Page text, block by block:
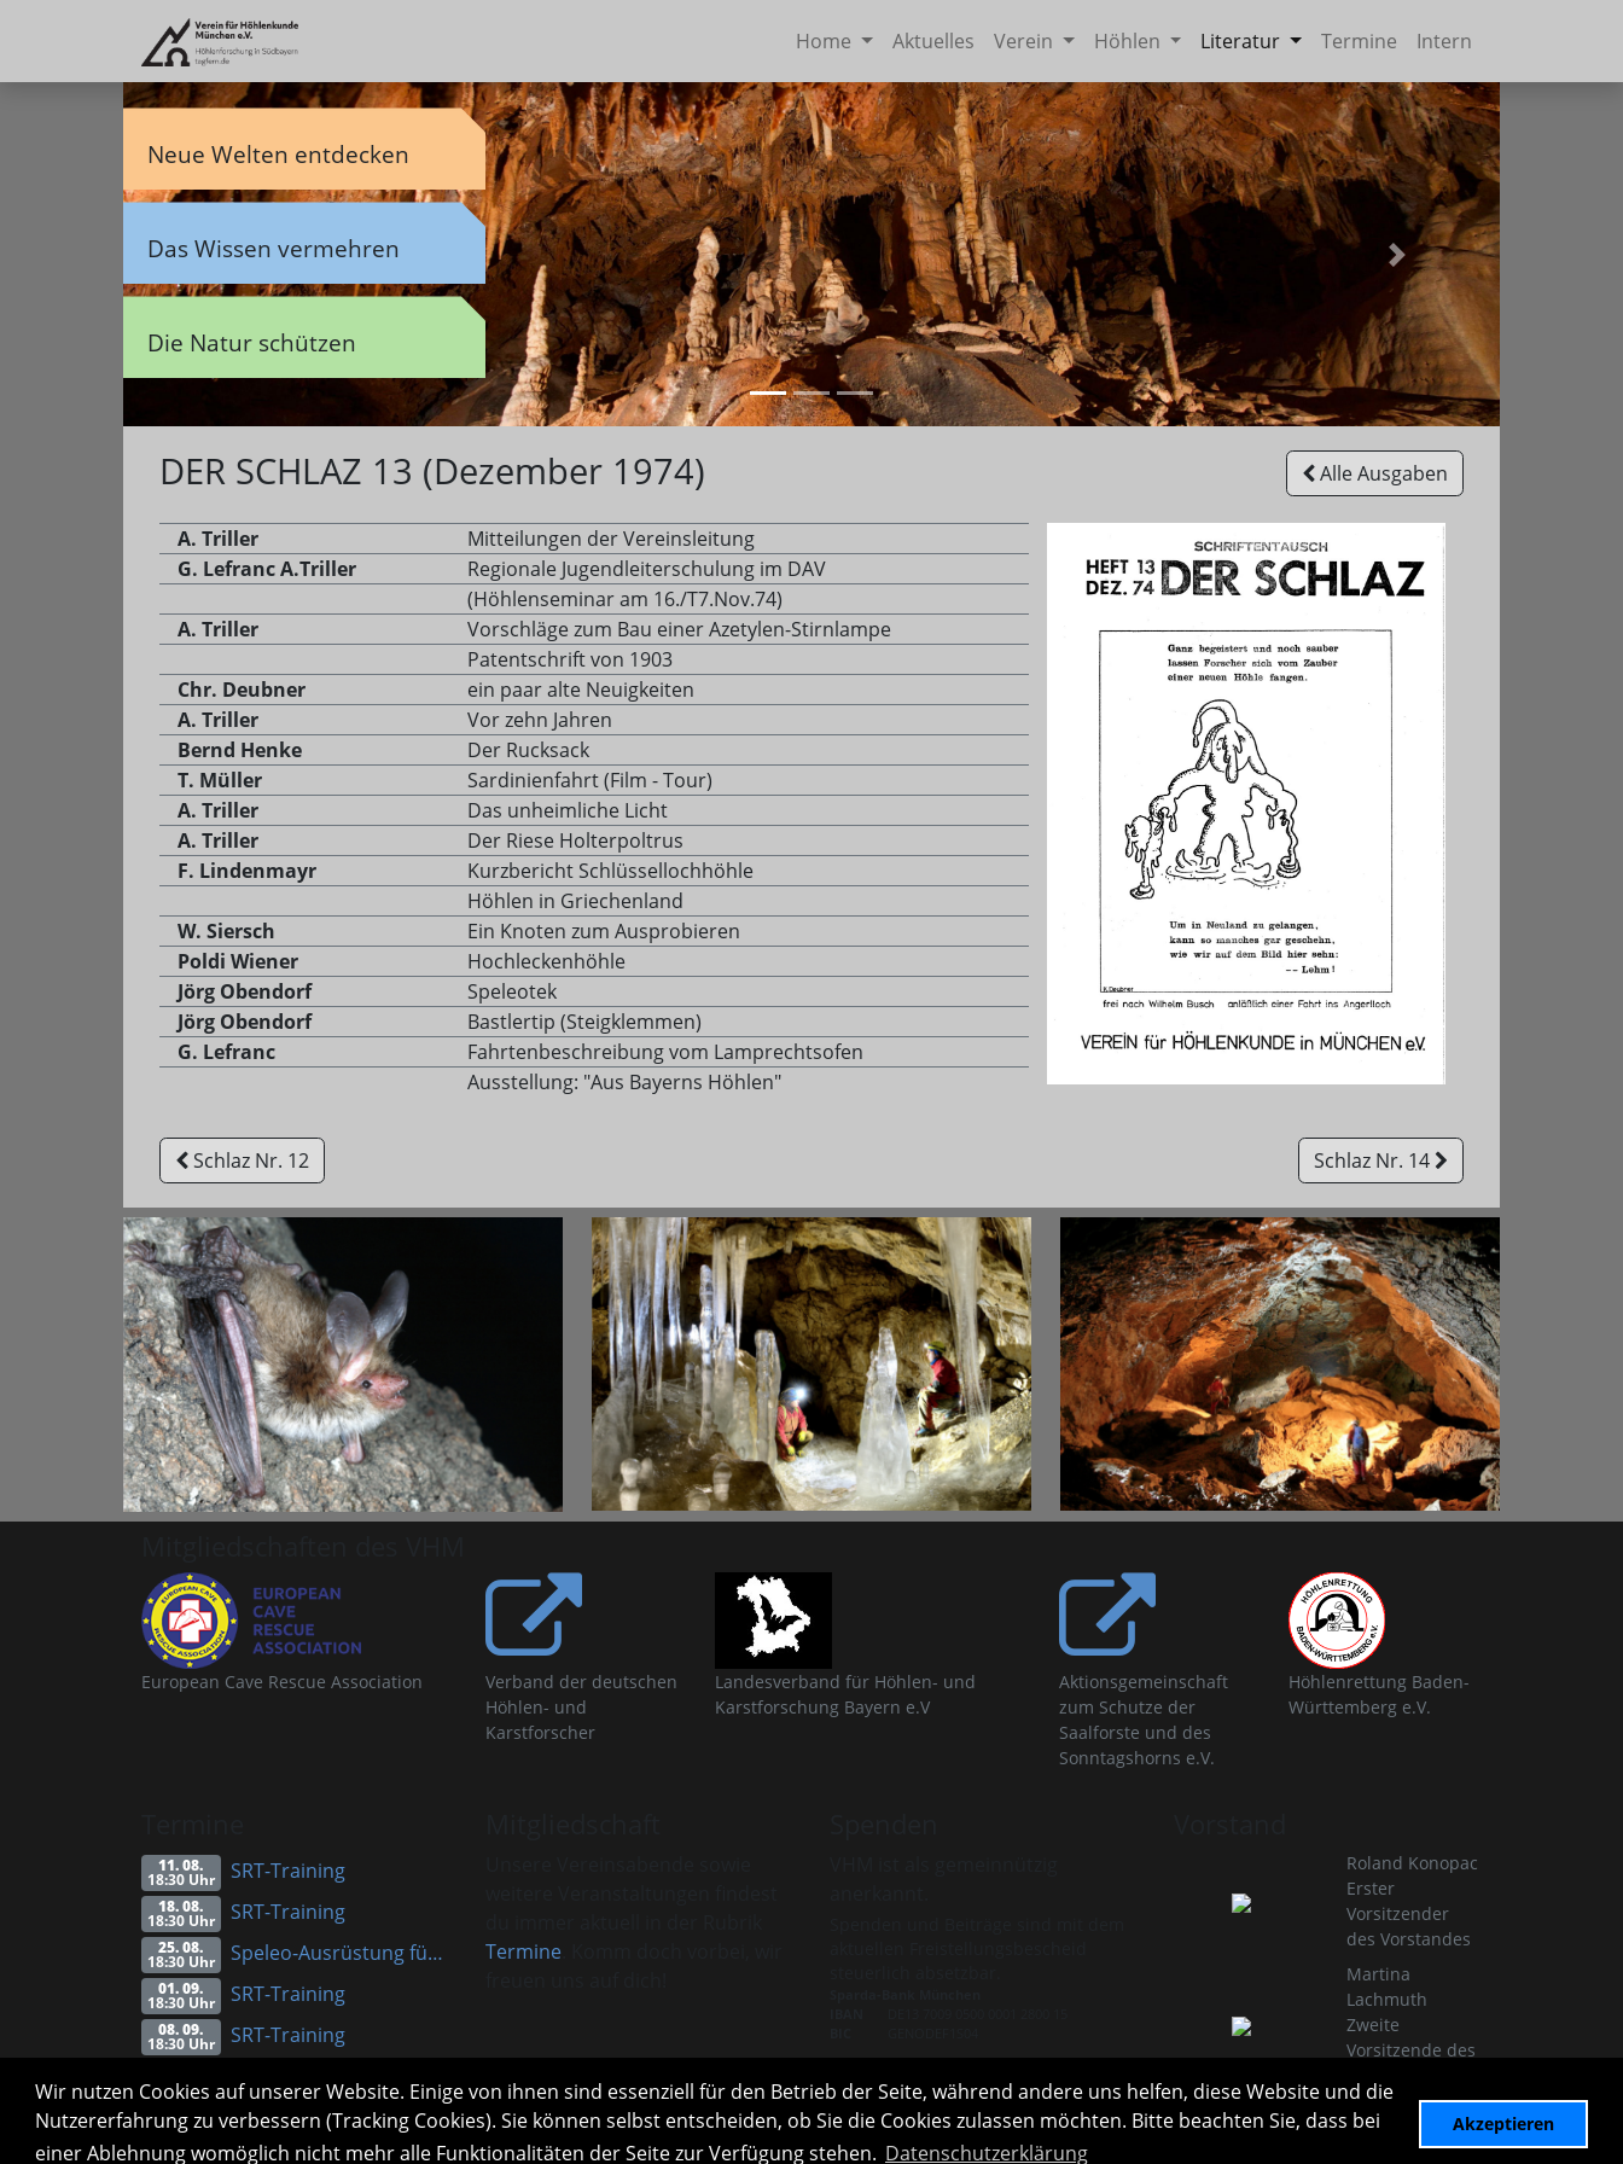
Wir nutzen Cookies auf unserer Website. Einige von ihnen sind essenziell für den Betrieb der Seite, während andere uns helfen, diese Website und die
Nutzererfahrung zu verbessern (Tracking Cookies). Sie können selbst entscheiden, ob Sie die Cookies zulassen möchten. Bitte beachten Sie, dass bei
einer Ablehnung womöglich nicht mehr alle Funktionalitäten der Seite zur Verfügung stehen. Datenschutzerklärung
Akzeptieren
Home Aktuelles Verein Höhlen Literatur Termine Intern
Neue Welten entdecken
Das Wissen vermehren
Die Natur schützen
Weiter
DER SCHLAZ 13 (Dezember 1974) Alle Ausgaben
A. Triller
Mitteilungen der Vereinsleitung
G. Lefranc A.Triller
Regionale Jugendleiterschulung im DAV
(Höhlenseminar am 16./T7.Nov.74)
A. Triller
Vorschläge zum Bau einer Azetylen-Stirnlampe
Patentschrift von 1903
Chr. Deubner
ein paar alte Neuigkeiten
A. Triller
Vor zehn Jahren
Bernd Henke
Der Rucksack
T. Müller
Sardinienfahrt (Film - Tour)
A. Triller
Das unheimliche Licht
A. Triller
Der Riese Holterpoltrus
F. Lindenmayr
Kurzbericht Schlüssellochhöhle
Höhlen in Griechenland
W. Siersch
Ein Knoten zum Ausprobieren
Poldi Wiener
Hochleckenhöhle
Jörg Obendorf
Speleotek
Jörg Obendorf
Bastlertip (Steigklemmen)
G. Lefranc
Fahrtenbeschreibung vom Lamprechtsofen
Ausstellung: "Aus Bayerns Höhlen"
Schlaz Nr. 12 Schlaz Nr. 14
European Cave Rescue Association
Verband der deutschen
Höhlen- und
Karstforscher
Landesverband für Höhlen- und
Karstforschung Bayern e.V
Aktionsgemeinschaft
zum Schutze der
Saalforste und des
Sonntagshorns e.V.
Höhlenrettung Baden-
Württemberg e.V.
11. 08.
18:30 Uhr SRT-Training
18. 08.
18:30 Uhr SRT-Training
25. 08.
18:30 Uhr Speleo-Ausrüstung für Anfänger (Vortrag)
01. 09.
18:30 Uhr SRT-Training
08. 09.
18:30 Uhr
SRT-Training
Alle Termine
Termine
Infos zur Mitgliedschaft Infos zu Spenden
Roland Konopac
Erster
Vorsitzender
des Vorstandes
Martina
Lachmuth
Zweite
Vorsitzende des
Infos zur Vereinsleitung